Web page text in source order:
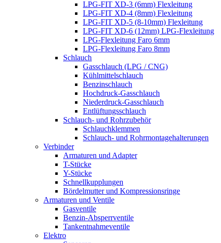
LPG-FIT XD-3 (6mm) Flexleitung
LPG-FIT XD-4 (8mm) Flexleitung
LPG-FIT XD-5 (8-10mm) Flexleitung
LPG-FIT XD-6 (12mm) LPG-Flexleitung
LPG-Flexleitung Faro 6mm
LPG-Flexleitung Faro 8mm
Schlauch
Gasschlauch (LPG / CNG)
Kühlmittelschlauch
Benzinschlauch
Hochdruck-Gasschlauch
Niederdruck-Gasschlauch
Entlüftungsschlauch
Schlauch- und Rohrzubehör
Schlauchklemmen
Schlauch- und Rohrmontagehalterungen
Verbinder
Armaturen und Adapter
T-Stücke
Y-Stücke
Schnellkupplungen
Bördelmutter und Kompressionsringe
Armaturen und Ventile
Gasventile
Benzin-Absperrventile
Tankentnahmeventile
Elektro